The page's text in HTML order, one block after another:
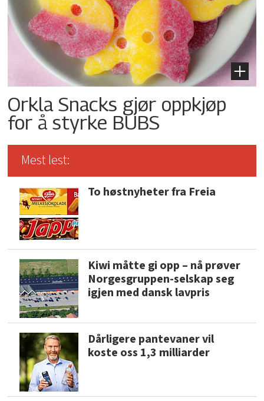
Orkla Snacks gjør oppkjøp
for å styrke BUBS
Mest lest:
To høstnyheter fra Freia
Kiwi måtte gi opp – nå prøver
Norgesgruppen-selskap seg
igjen med dansk lavpris
Dårligere pantevaner vil
koste oss 1,3 milliarder